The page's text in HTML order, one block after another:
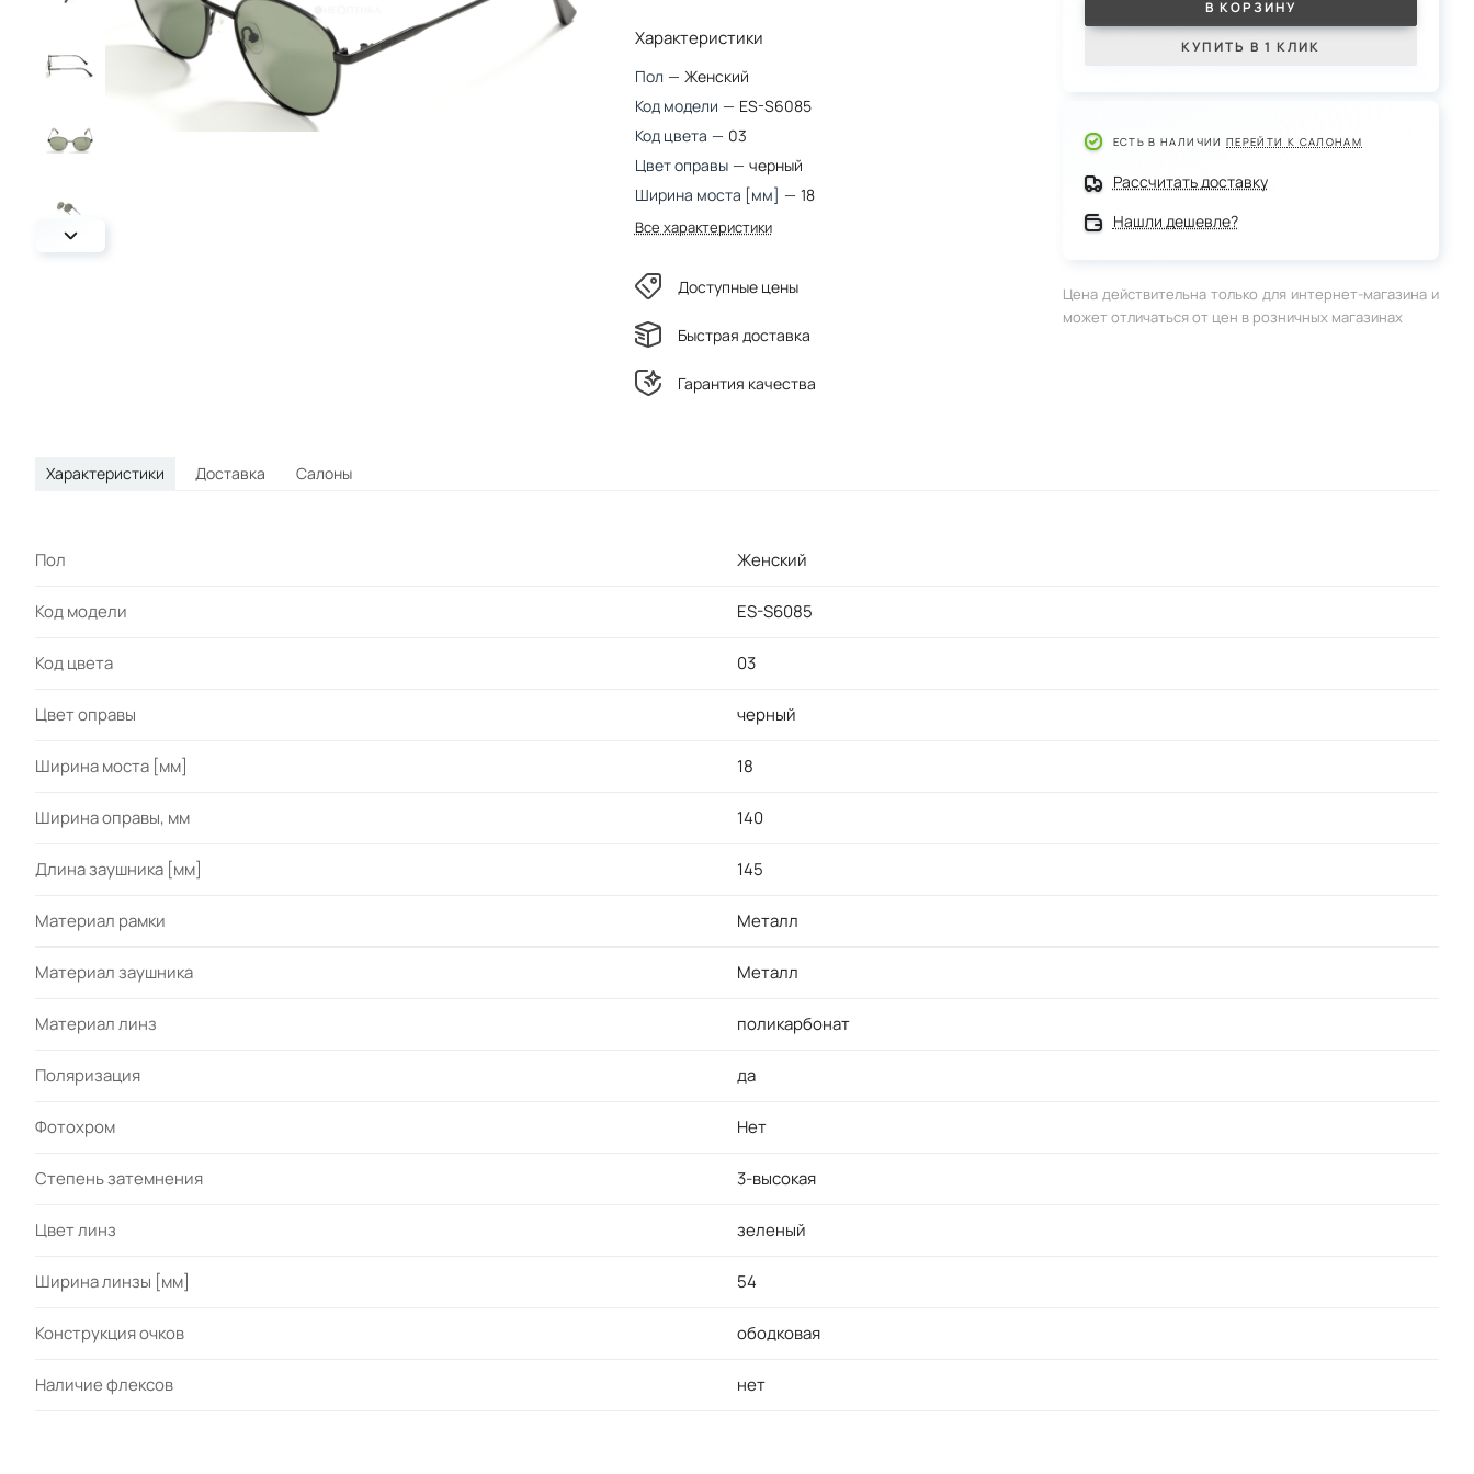
овальные
спортивные
Характеристики
Пол — Женский
Код модели — ES-S6085
Код цвета — 03
Цвет оправы — черный
Ширина моста [мм] — 18
Все характеристики
Доступные цены
Быстрая доставка
Гарантия качества
В КОРЗИНУ
КУПИТЬ В 1 КЛИК
ЕСТЬ В НАЛИЧИИПЕРЕЙТИ К САЛОНАМ
Рассчитать доставку
Нашли дешевле?
Цена действительна только для интернет-магазина и
может отличаться от цен в розничных магазинах
Характеристики Доставка Салоны
Пол Женский
Код модели ES-S6085
Код цвета 03
Цвет оправы черный
Ширина моста [мм] 18
Ширина оправы, мм 140
Длина заушника [мм] 145
Материал рамки Металл
Материал заушника Металл
Материал линз поликарбонат
Поляризация да
Фотохром Нет
Степень затемнения 3-высокая
Цвет линз зеленый
Ширина линзы [мм] 54
Конструкция очков ободковая
Наличие флексов нет